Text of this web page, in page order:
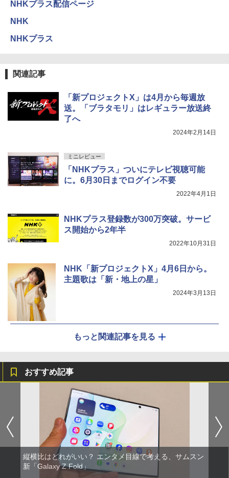
NHKプラス配信ページ
NHK
NHKプラス
関連記事
「新プロジェクトX」は4月から毎週放
送。「ブラタモリ」はレギュラー放送終
了へ
2024年2月14日
ミニレビュー
「NHKプラス」ついにテレビ視聴可能
に。6月30日までログイン不要
2022年4月1日
NHKプラス登録数が300万突破。サービ
ス開始から2年半
2022年10月31日
NHK「新プロジェクトX」4月6日から。
主題歌は「新・地上の星」
2024年3月13日
もっと関連記事を見る
おすすめ記事
縦横比はどれがいい？ エンタメ目線で考える、サムスン
新「Galaxy Z Fold」